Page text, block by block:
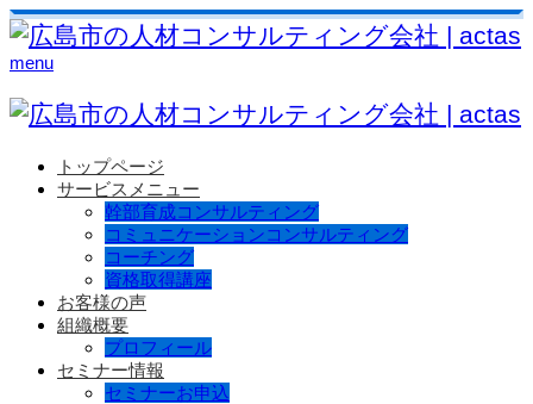
menu
トップページ
サービスメニュー
幹部育成コンサルティング
コミュニケーションコンサルティング
コーチング
資格取得講座
お客様の声
組織概要
プロフィール
セミナー情報
セミナーお申込